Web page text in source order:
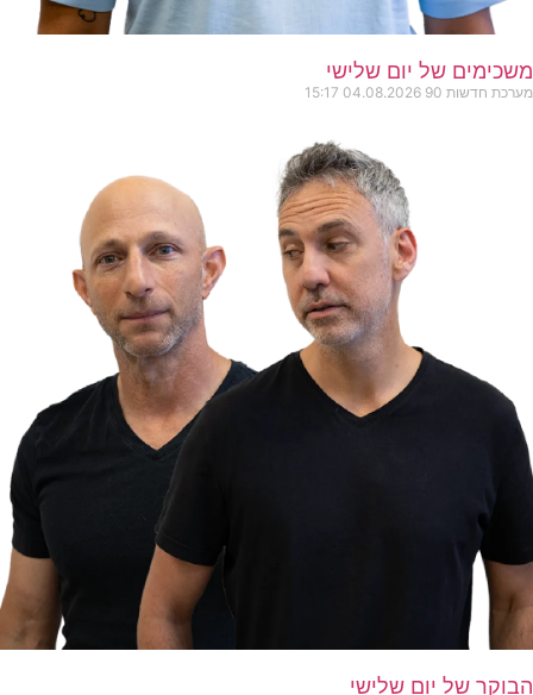
משכימים של יום שלישי
מערכת חדשות 90 04.08.2026
15:17
הבוקר של יום שלישי